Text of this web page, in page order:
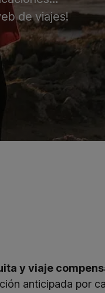
de viajes!
y viaje
anticipada por